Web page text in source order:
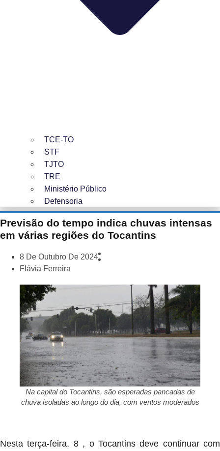
TCE-TO
STF
TJTO
TRE
Ministério Público
Defensoria
Previsão do tempo indica chuvas intensas
em várias regiões do Tocantins
8 De Outubro De 2024
Flávia Ferreira
Na capital do Tocantins, são esperadas pancadas de
chuva isoladas ao longo do dia, com ventos moderados
Nesta terça-feira, 8 , o Tocantins deve continuar com